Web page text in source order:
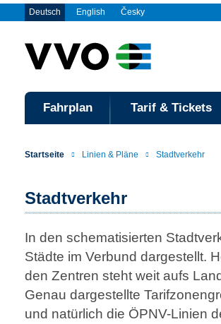
Deutsch English Česky
Fahrplan Tarif & Tickets
Startseite Linien & Pläne Stadtverkehr
Stadtverkehr
In den schematisierten
Städte im Verbund dargestellt.
den Zentren steht weit aufs
Genau dargestellte
und natürlich die ÖPNV-Linien